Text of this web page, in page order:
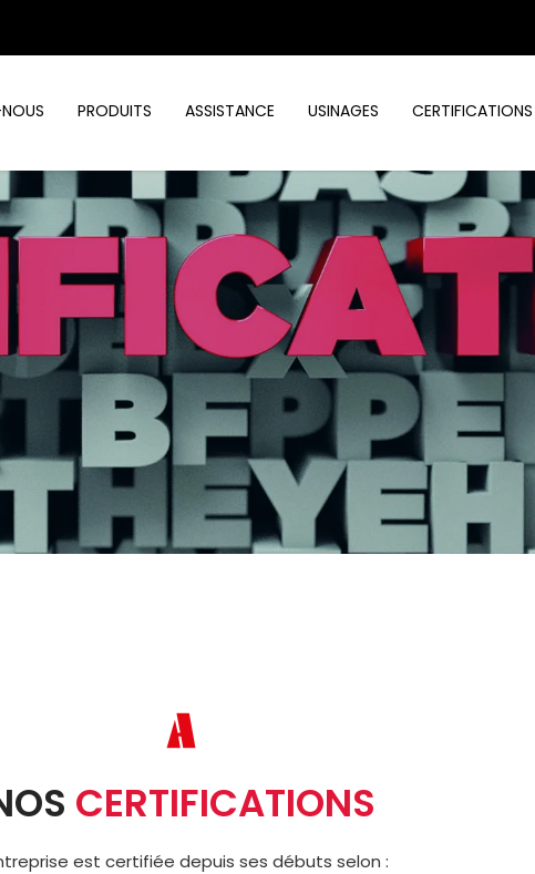
PRODUITS ASSISTANCE USINAGES CERTIFICATIONS
CERTIFICATIONS
est certifiée depuis ses débuts selon :